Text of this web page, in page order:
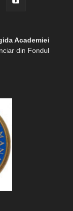
Academiei
din Fondul